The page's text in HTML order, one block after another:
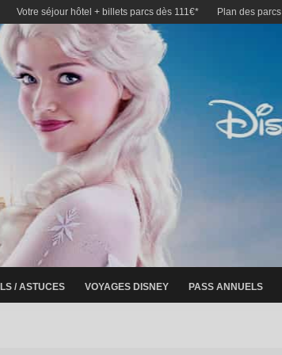
Votre séjour hôtel + billets parcs dès 111€* Plan des parcs
/ ASTUCES VOYAGES DISNEY PASS ANNUELS